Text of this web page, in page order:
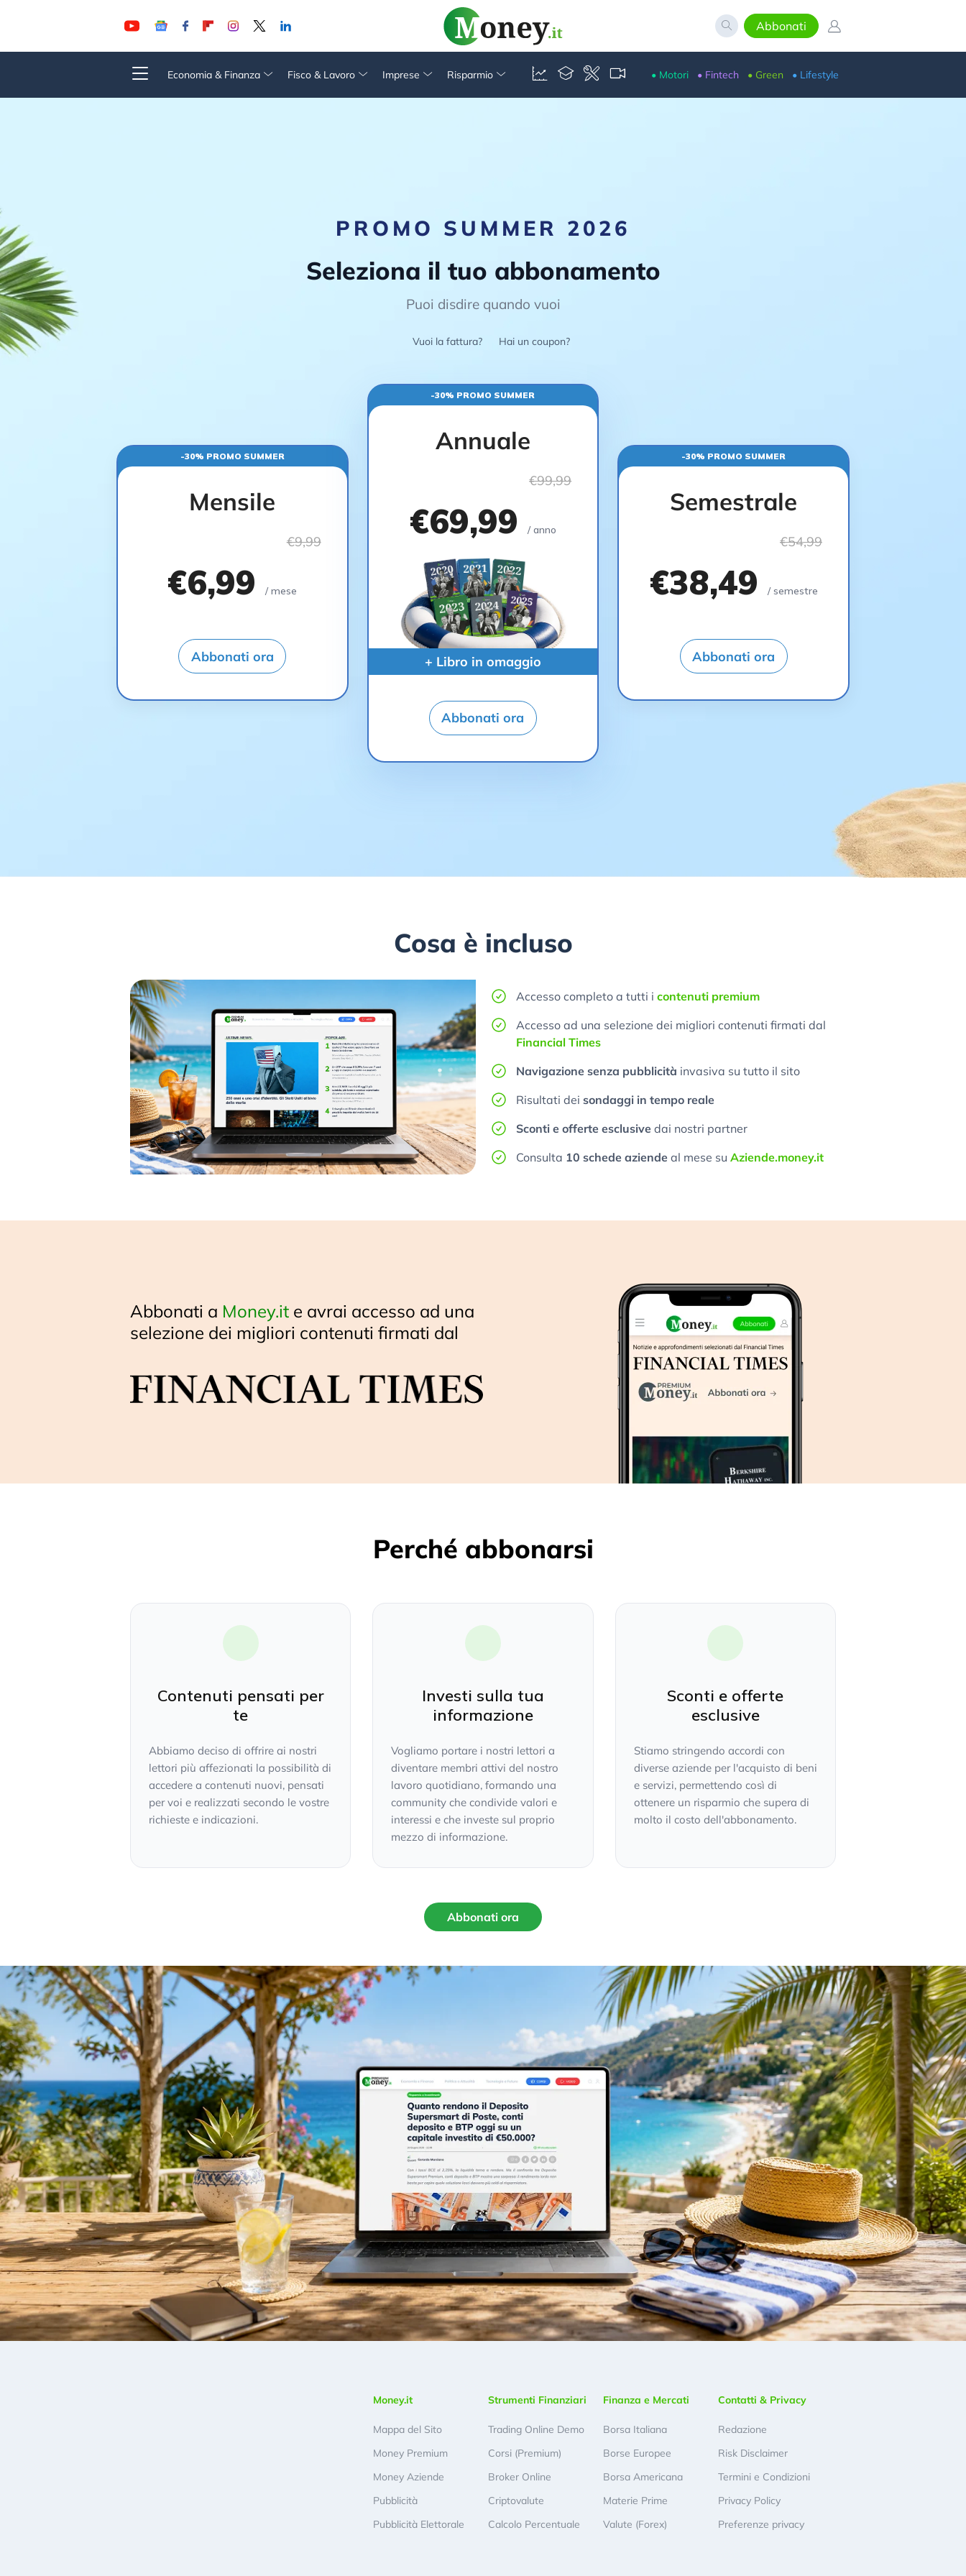
Abbonati
Economia & Finanza Fisco & Lavoro Imprese Risparmio • Motori • Fintech • Green • Lifestyle
PROMO SUMMER 2026
Seleziona il tuo abbonamento
Puoi disdire quando vuoi
Vuoi la fattura? Hai un coupon?
-30% PROMO SUMMER
Mensile
€9,99
€6,99/ mese
Abbonati ora
-30% PROMO SUMMER
Annuale
€99,99
€69,99 / anno
+ Libro in omaggio
Abbonati ora
-30% PROMO SUMMER
Semestrale
€54,99
€38,49 / semestre
Abbonati ora
Cosa è incluso
Accesso completo a tutti i contenuti premium
Accesso ad una selezione dei migliori contenuti firmati dal
Financial Times
Navigazione senza pubblicità invasiva su tutto il sito
Risultati dei sondaggi in tempo reale
Sconti e offerte esclusive dai nostri partner
Consulta 10 schede aziende al mese su Aziende.money.it
Abbonati a Money.it e avrai accesso ad una
selezione dei migliori contenuti firmati dal
Perché abbonarsi
Contenuti pensati per
te
Abbiamo deciso di offrire ai nostri
lettori più affezionati la possibilità di
accedere a contenuti nuovi, pensati
per voi e realizzati secondo le vostre
richieste e indicazioni.
Investi sulla tua
informazione
Vogliamo portare i nostri lettori a
diventare membri attivi del nostro
lavoro quotidiano, formando una
community che condivide valori e
interessi e che investe sul proprio
mezzo di informazione.
Sconti e offerte
esclusive
Stiamo stringendo accordi con
diverse aziende per l'acquisto di beni
e servizi, permettendo così di
ottenere un risparmio che supera di
molto il costo dell'abbonamento.
Abbonati ora
Money.it
Mappa del Sito
Money Premium
Money Aziende
Pubblicità
Pubblicità Elettorale
Strumenti Finanziari
Trading Online Demo
Corsi (Premium)
Broker Online
Criptovalute
Calcolo Percentuale
Finanza e Mercati
Borsa Italiana
Borse Europee
Borsa Americana
Materie Prime
Valute (Forex)
Contatti & Privacy
Redazione
Risk Disclaimer
Termini e Condizioni
Privacy Policy
Preferenze privacy